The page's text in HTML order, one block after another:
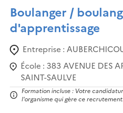
Boulanger /
d'apprentissage
Entreprise :
École : 383 AVENUE DES
SAINT-SAULVE
Formation incluse : Votre
l'organisme qui gère ce recrutement.